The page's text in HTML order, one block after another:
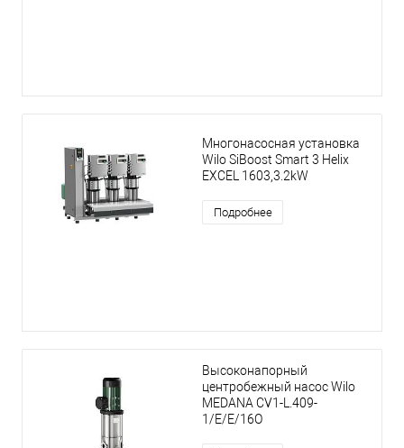
Многонасосная установка
Wilo SiBoost Smart 3 Helix
EXCEL 1603,3.2kW
Подробнее
Высоконапорный
центробежный насос Wilo
MEDANA CV1-L.409-
1/E/E/16O